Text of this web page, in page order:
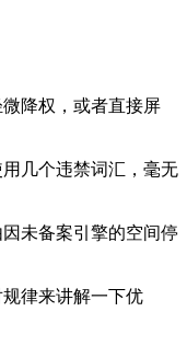
降权，或者直接屏
几个违禁词汇，毫无
未备案引擎的空间停
律来讲解一下优